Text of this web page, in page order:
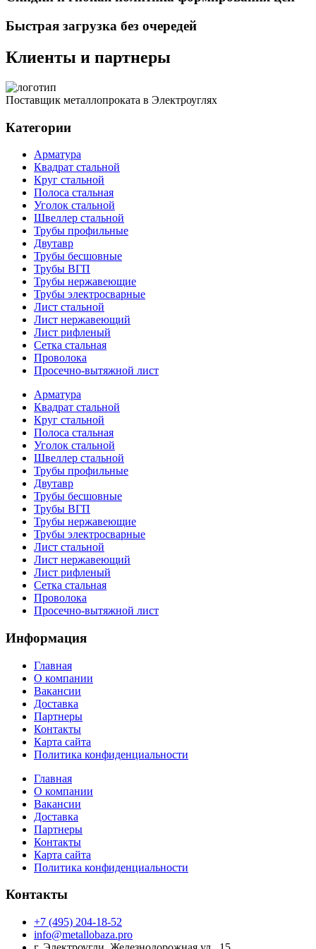
Быстрая загрузка без очередей
Клиенты и партнеры
Поставщик металлопроката в Электроуглях
Категории
Арматура
Квадрат стальной
Круг стальной
Полоса стальная
Уголок стальной
Швеллер стальной
Трубы профильные
Двутавр
Трубы бесшовные
Трубы ВГП
Трубы нержавеющие
Трубы электросварные
Лист стальной
Лист нержавеющий
Лист рифленый
Сетка стальная
Проволока
Просечно-вытяжной лист
Арматура
Квадрат стальной
Круг стальной
Полоса стальная
Уголок стальной
Швеллер стальной
Трубы профильные
Двутавр
Трубы бесшовные
Трубы ВГП
Трубы нержавеющие
Трубы электросварные
Лист стальной
Лист нержавеющий
Лист рифленый
Сетка стальная
Проволока
Просечно-вытяжной лист
Информация
Главная
О компании
Вакансии
Доставка
Партнеры
Контакты
Карта сайта
Политика конфиденциальности
Главная
О компании
Вакансии
Доставка
Партнеры
Контакты
Карта сайта
Политика конфиденциальности
Контакты
+7 (495) 204-18-52
info@metallobaza.pro